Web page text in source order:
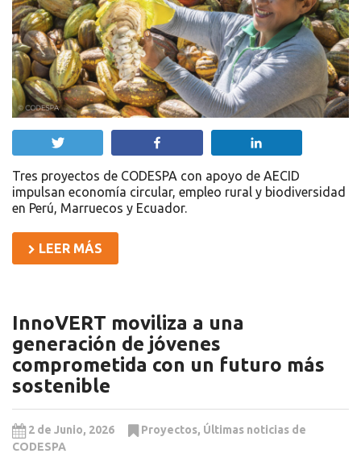
Tres proyectos de CODESPA con apoyo de AECID
impulsan economía circular, empleo rural y biodiversidad
en Perú, Marruecos y Ecuador.
LEER MÁS
InnoVERT moviliza a una
generación de jóvenes
comprometida con un futuro más
sostenible
2 de Junio, 2026 Proyectos, Últimas noticias de
CODESPA